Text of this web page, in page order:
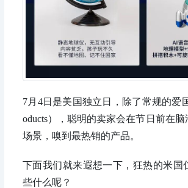
7月4日 是美国独立日，除了常规的爱
oducts），聪明的卖家会在节日前在
场景，嗅到最热销的产品。
下面我们就来遐想一下，狂热的米国
些什么呢？